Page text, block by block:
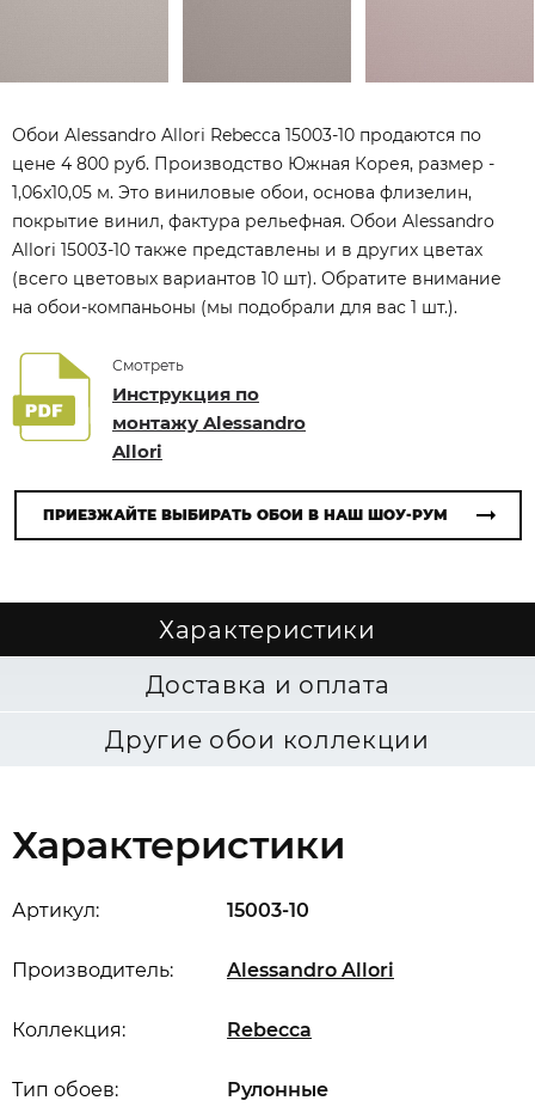
Обои Alessandro Allori Rebecca 15003-10 продаются по
цене 4 800 руб. Производство Южная Корея, размер -
1,06x10,05 м. Это виниловые обои, основа флизелин,
покрытие винил, фактура рельефная. Обои Alessandro
Allori 15003-10 также представлены и в других цветах
(всего цветовых вариантов 10 шт). Обратите внимание
на обои-компаньоны (мы подобрали для вас 1 шт.).
Смотреть
Инструкция по
монтажу Alessandro
Allori
ПРИЕЗЖАЙТЕ ВЫБИРАТЬ ОБОИ В НАШ ШОУ-РУМ
Характеристики
Доставка и оплата
Другие обои коллекции
Характеристики
Артикул: 15003-10
Производитель: Alessandro Allori
Коллекция: Rebecca
Тип обоев: Рулонные